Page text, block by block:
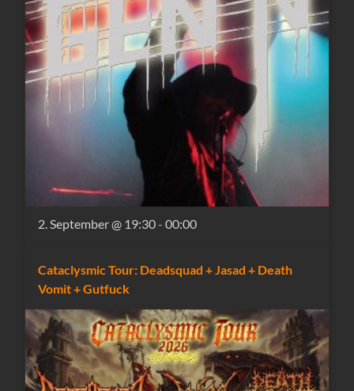
2. September @ 19:30-00:00
Cataclysmic Tour: Deadsquad + Jasad + Death
Vomit + Gutfuck